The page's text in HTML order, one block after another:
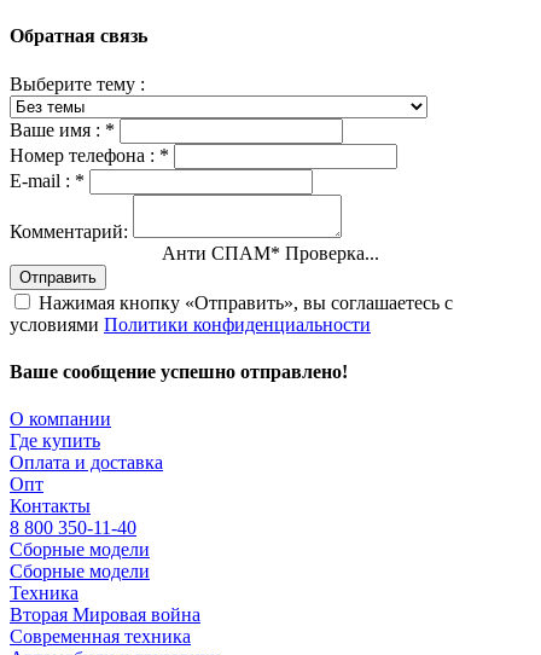
Обратная связь
Выберите тему :
Ваше имя : *
Номер телефона : *
E-mail : *
Комментарий:
Анти СПАМ* Проверка...
Отправить
Нажимая кнопку «Отправить», вы соглашаетесь с
условиями Политики конфиденциальности
Ваше сообщение успешно отправлено!
О компании
Где купить
Оплата и доставка
Опт
Контакты
8 800 350-11-40
Сборные модели
Сборные модели
Техника
Вторая Мировая война
Современная техника